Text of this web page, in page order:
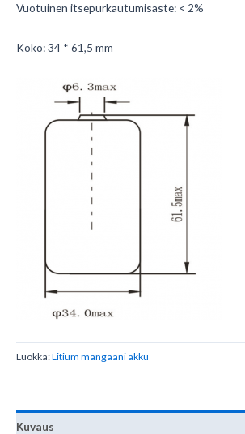
Vuotuinen itsepurkautumisaste: < 2%
Koko: 34 * 61,5 mm
Luokka:Litium mangaani akku
Kuvaus